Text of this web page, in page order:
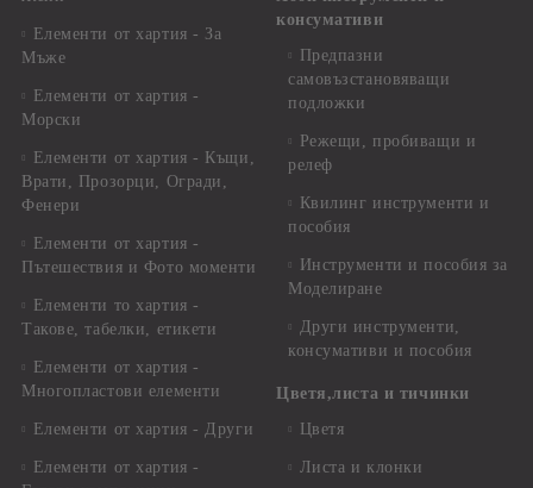
Елементи от хартия - За
Мъже
Елементи от хартия -
Морски
Елементи от хартия - Къщи,
Врати, Прозорци, Огради,
Фенери
Елементи от хартия -
Пътешествия и Фото моменти
Елементи то хартия -
Такове, табелки, етикети
Елементи от хартия -
Многопластови елементи
Елементи от хартия - Други
Елементи от хартия -
консумативи
Предпазни
самовъзстановяващи
подложки
Режещи, пробиващи и
релеф
Квилинг инструменти и
пособия
Инструменти и пособия за
Моделиране
Други инструменти,
консумативи и пособия
Цветя,листа и тичинки
Цветя
Листа и клонки